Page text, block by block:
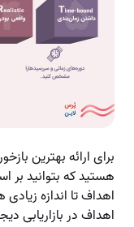
هستید که بتوانید بر
اهداف تا اندازه
اهداف در بازاریابی